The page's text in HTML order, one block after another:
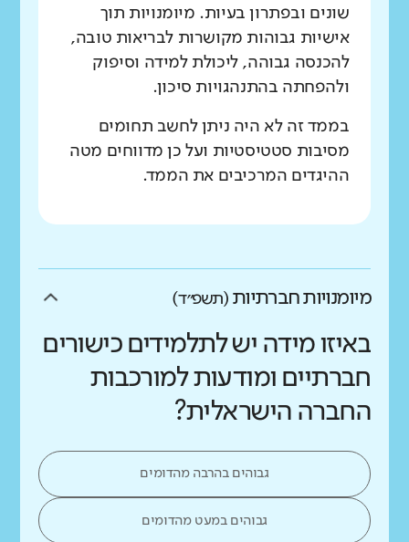
שונים ובפתרון בעיות. מיומנויות תוך
אישיות גבוהות מקושרות לבריאות טובה,
להכנסה גבוהה, ליכולת למידה וסיפוק
ולהפחתה בהתנהגויות סיכון.
בממד זה לא היה ניתן לחשב תחומים
מסיבות סטטיסטיות ועל כן מדווחים מטה
ההיגדים המרכיבים את הממד.
מיומנויות חברתיות (תשפ״ד)
באיזו מידה יש לתלמידים כישורים
חברתיים ומודעות למורכבות
החברה הישראלית?
גבוהים בהרבה מהדומים
גבוהים במעט מהדומים